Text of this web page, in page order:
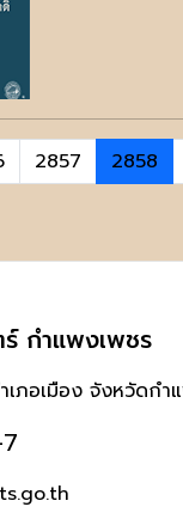
2857 2858
กำแพงเพชร
ภอเมือง จังหวัดก